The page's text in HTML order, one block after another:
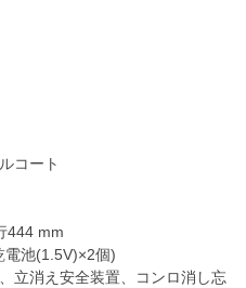
コート
444 mm
電池(1.5V)×2個)
立消え安全装置、コンロ消し忘